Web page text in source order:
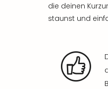
die deinen
staunst und